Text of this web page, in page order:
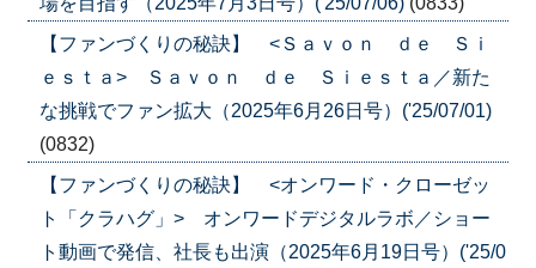
【ファンづくりの秘訣】 <Ｓａｖｏｎ ｄｅ Ｓｉ
ｅｓｔａ> Ｓａｖｏｎ ｄｅ Ｓｉｅｓｔａ／新た
な挑戦でファン拡大（2025年6月26日号）('25/07/01)
(0832)
【ファンづくりの秘訣】 <オンワード・クローゼッ
ト「クラハグ」> オンワードデジタルラボ／ショー
ト動画で発信、社長も出演（2025年6月19日号）('25/0